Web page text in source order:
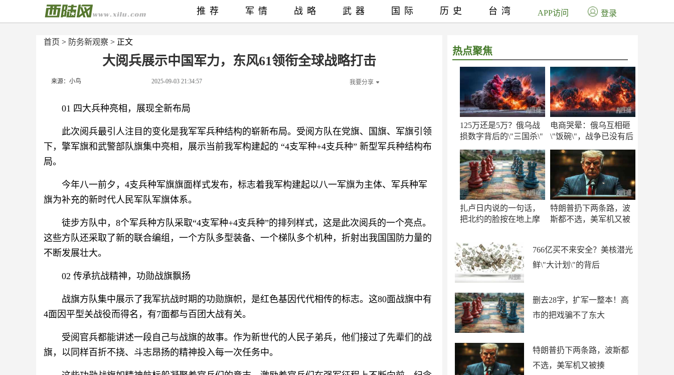
首页 > 防务新观察 > 正文
大阅兵展示中国军力，东风61领衔全球战略打击
来源：小鸟 2025-09-03 21:34:57 我要分享
01 四大兵种亮相，展现全新布局
此次阅兵最引人注目的变化是我军军兵种结构的崭新布局。受阅方队在党旗、国旗、军旗引领
下，擎军旗和武警部队旗集中亮相，展示当前我军构建起的 “4支军种+4支兵种” 新型军兵种结构布
局。
今年八一前夕，4支兵种军旗旗面样式发布，标志着我军构建起以八一军旗为主体、军兵种军
旗为补充的新时代人民军队军旗体系。
徒步方队中，8个军兵种方队采取“4支军种+4支兵种”的排列样式，这是此次阅兵的一个亮点。
这些方队还采取了新的联合编组，一个方队多型装备、一个梯队多个机种，折射出我国国防力量的
不断发展壮大。
02 传承抗战精神，功勋战旗飘扬
战旗方队集中展示了我军抗战时期的功勋旗帜，是红色基因代代相传的标志。这80面战旗中有
4面因平型关战役而得名，有7面都与百团大战有关。
受阅官兵都能讲述一段自己与战旗的故事。作为新世代的人民子弟兵，他们接过了先辈们的战
旗，以同样百折不挠、斗志昂扬的精神投入每一次任务中。
热点聚焦
125万还是5万？俄乌战
损数字背后的\"三国杀\"
电商哭晕：俄乌互相砸
\"饭碗\"，战争已没有后
扎卢日内说的一句话，
把北约的脸按在地上摩
特朗普扔下两条路，波
斯都不选，美军机又被
766亿买不来安全？美核潜光
鲜\"大计划\"的背后
删去28字，扩军一整本！高
市的把戏骗不了东大
特朗普扔下两条路，波斯都
不选，美军机又被揍
推荐 军情 战略 武器 国际 历史 台湾 APP访问 登录